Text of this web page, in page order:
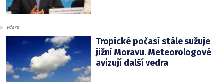
včera
Tropické počasí stále sužuje
jižní Moravu. Meteorologové
avizují další vedra